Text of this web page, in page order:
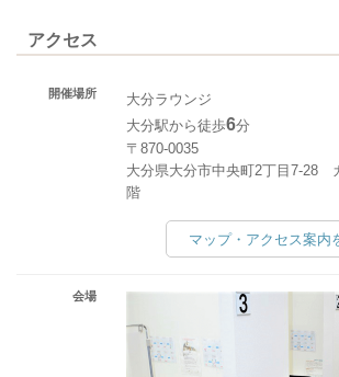
アクセス
開催場所
大分ラウンジ
大分駅から徒歩6分
〒870-0035
大分県大分市中央町2丁目7-28
階
マップ・アクセス案内
会場